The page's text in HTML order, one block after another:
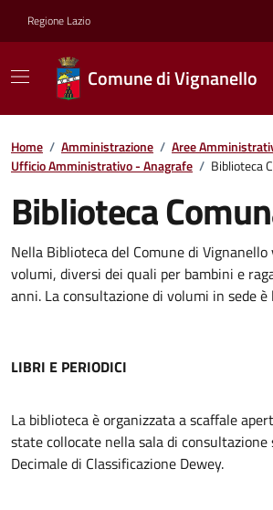
Regione Lazio
Comune di Vignanello
Home / Amministrazione / Aree
Ufficio Amministrativo - Anagrafe / Biblioteca
Biblioteca
Nella Biblioteca del Comune di
volumi, diversi dei quali per bambini e
anni. La consultazione di volumi in sede è
LIBRI E PERIODICI
La biblioteca è organizzata a scaffale
state collocate nella sala di consultazione
Decimale di Classificazione Dewey.